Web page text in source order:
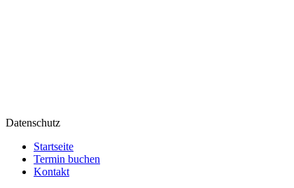
Datenschutz
Startseite
Termin buchen
Kontakt